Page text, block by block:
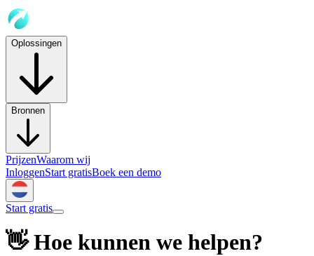
Oplossingen
Bronnen
PrijzenWaarom wij
InloggenStart gratisBoek een demo
Start gratis
👋 Hoe kunnen we helpen?